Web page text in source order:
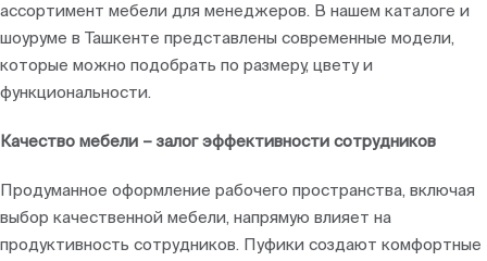
ассортимент мебели для менеджеров. В нашем каталоге и
шоуруме в Ташкенте представлены современные модели,
которые можно подобрать по размеру, цвету и
функциональности.
Качество мебели – залог эффективности сотрудников
Продуманное оформление рабочего пространства, включая
выбор качественной мебели, напрямую влияет на
продуктивность сотрудников. Пуфики создают комфортные